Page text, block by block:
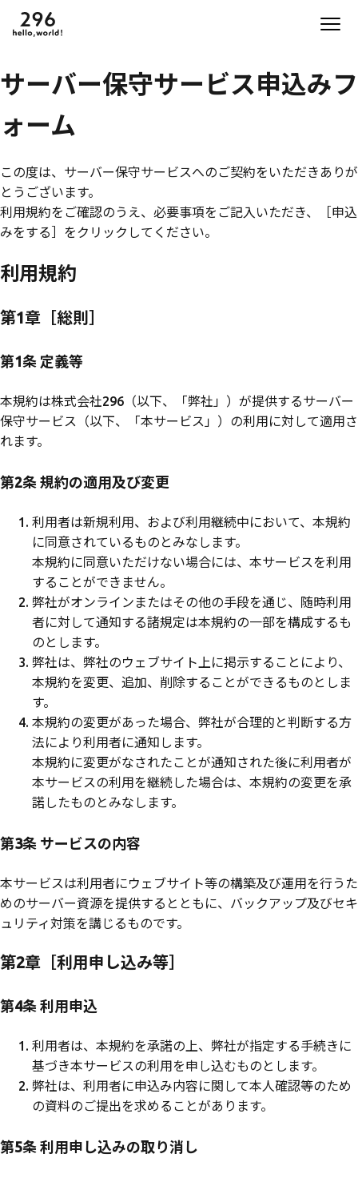
サーバー保守サービス申込みフ
ォーム
この度は、サーバー保守サービスへのご契約をいただきありが
とうございます。
利用規約をご確認のうえ、必要事項をご記入いただき、［申込
みをする］をクリックしてください。
利用規約
第1章［総則］
第1条 定義等
本規約は株式会社296（以下、「弊社」）が提供するサーバー
保守サービス（以下、「本サービス」）の利用に対して適用さ
れます。
第2条 規約の適用及び変更
利用者は新規利用、および利用継続中において、本規約
に同意されているものとみなします。
本規約に同意いただけない場合には、本サービスを利用
することができません。
弊社がオンラインまたはその他の手段を通じ、随時利用
者に対して通知する諸規定は本規約の一部を構成するも
のとします。
弊社は、弊社のウェブサイト上に掲示することにより、
本規約を変更、追加、削除することができるものとしま
す。
本規約の変更があった場合、弊社が合理的と判断する方
法により利用者に通知します。
本規約に変更がなされたことが通知された後に利用者が
本サービスの利用を継続した場合は、本規約の変更を承
諾したものとみなします。
第3条 サービスの内容
本サービスは利用者にウェブサイト等の構築及び運用を行うた
めのサーバー資源を提供するとともに、バックアップ及びセキ
ュリティ対策を講じるものです。
第2章［利用申し込み等］
第4条 利用申込
利用者は、本規約を承諾の上、弊社が指定する手続きに
基づき本サービスの利用を申し込むものとします。
弊社は、利用者に申込み内容に関して本人確認等のため
の資料のご提出を求めることがあります。
第5条 利用申し込みの取り消し